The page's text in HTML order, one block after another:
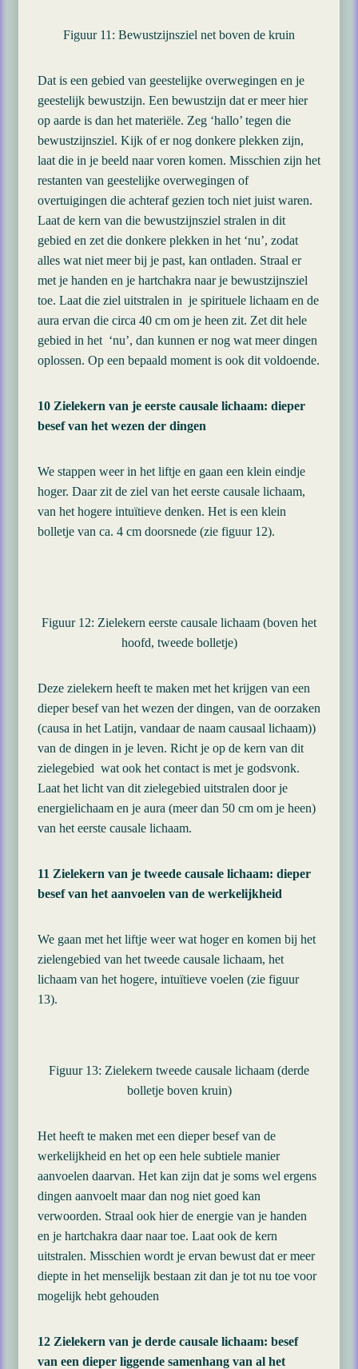
Figuur 11: Bewustzijnsziel net boven de kruin
Dat is een gebied van geestelijke overwegingen en je
geestelijk bewustzijn. Een bewustzijn dat er meer hier
op aarde is dan het materiële. Zeg ‘hallo’ tegen die
bewustzijnsziel. Kijk of er nog donkere plekken zijn,
laat die in je beeld naar voren komen. Misschien zijn het
restanten van geestelijke overwegingen of
overtuigingen die achteraf gezien toch niet juist waren.
Laat de kern van die bewustzijnsziel stralen in dit
gebied en zet die donkere plekken in het ‘nu’, zodat
alles wat niet meer bij je past, kan ontladen. Straal er
met je handen en je hartchakra naar je bewustzijnsziel
toe. Laat die ziel uitstralen in je spirituele lichaam en de
aura ervan die circa 40 cm om je heen zit. Zet dit hele
gebied in het ‘nu’, dan kunnen er nog wat meer dingen
oplossen. Op een bepaald moment is ook dit voldoende.
10 Zielekern van je eerste causale lichaam: dieper
besef van het wezen der dingen
We stappen weer in het liftje en gaan een klein eindje
hoger. Daar zit de ziel van het eerste causale lichaam,
van het hogere intuïtieve denken. Het is een klein
bolletje van ca. 4 cm doorsnede (zie figuur 12).
Figuur 12: Zielekern eerste causale lichaam (boven het
hoofd, tweede bolletje)
Deze zielekern heeft te maken met het krijgen van een
dieper besef van het wezen der dingen, van de oorzaken
(causa in het Latijn, vandaar de naam causaal lichaam))
van de dingen in je leven. Richt je op de kern van dit
zielegebied wat ook het contact is met je godsvonk.
Laat het licht van dit zielegebied uitstralen door je
energielichaam en je aura (meer dan 50 cm om je heen)
van het eerste causale lichaam.
11 Zielekern van je tweede causale lichaam: dieper
besef van het aanvoelen van de werkelijkheid
We gaan met het liftje weer wat hoger en komen bij het
zielengebied van het tweede causale lichaam, het
lichaam van het hogere, intuïtieve voelen (zie figuur
13).
Figuur 13: Zielekern tweede causale lichaam (derde
bolletje boven kruin)
Het heeft te maken met een dieper besef van de
werkelijkheid en het op een hele subtiele manier
aanvoelen daarvan. Het kan zijn dat je soms wel ergens
dingen aanvoelt maar dan nog niet goed kan
verwoorden. Straal ook hier de energie van je handen
en je hartchakra daar naar toe. Laat ook de kern
uitstralen. Misschien wordt je ervan bewust dat er meer
diepte in het menselijk bestaan zit dan je tot nu toe voor
mogelijk hebt gehouden
12 Zielekern van je derde causale lichaam: besef
van een dieper liggende samenhang van al het